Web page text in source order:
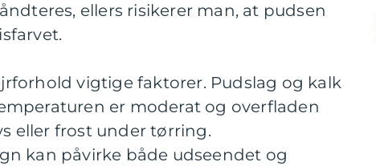
ellers risikerer man, at pudsen
vigtige faktorer. Pudslag og kalk
er moderat og overfladen
eller frost under tørring.
kan påvirke både udseendet og